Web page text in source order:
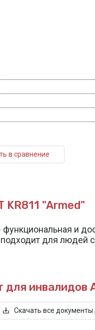
в сравнение
"Armed"
и
для людей
для инвалидов
Скачать все документы